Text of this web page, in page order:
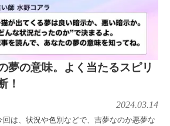
夢の意味。よく当たるスピリ
！
2024.03.14
は、状況や色別などで、吉夢なのか悪夢な